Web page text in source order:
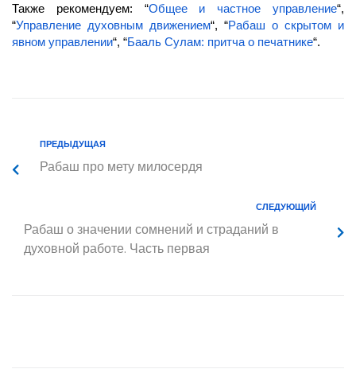
Также рекомендуем: “Общее и частное управление“,
“Управление духовным движением“, “Рабаш о скрытом и
явном управлении“, “Бааль Сулам: притча о печатнике“.
ПРЕДЫДУЩАЯ
Рабаш про мету милосердя
СЛЕДУЮЩИЙ
Рабаш о значении сомнений и страданий в
духовной работе. Часть первая